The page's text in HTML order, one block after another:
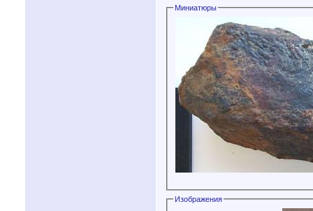
Миниатюры
Изображения